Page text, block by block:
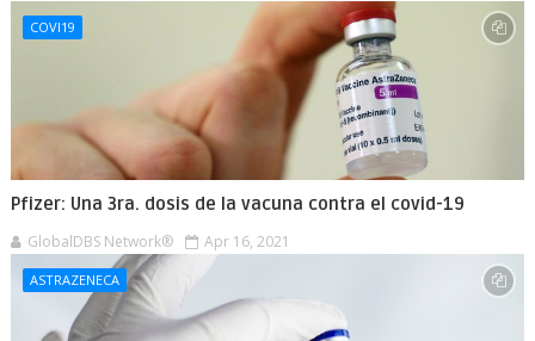
COVI19
Pfizer: Una 3ra. dosis de la vacuna contra el covid-19
GlobalDBS Network® Apr 16, 2021
ASTRAZENECA